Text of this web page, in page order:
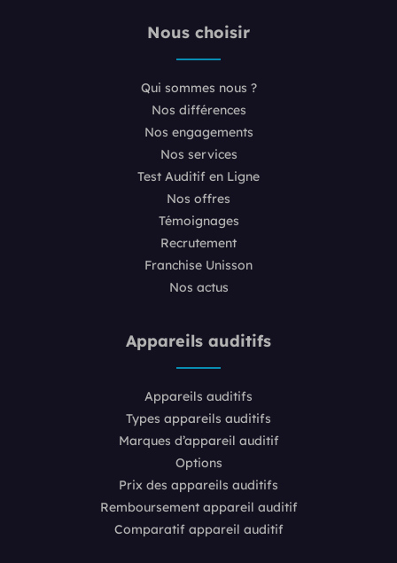
Nous choisir
Qui sommes nous ?
Nos différences
Nos engagements
Nos services
Test Auditif en Ligne
Nos offres
Témoignages
Recrutement
Franchise Unisson
Nos actus
Appareils auditifs
Appareils auditifs
Types appareils auditifs
Marques d’appareil auditif
Options
Prix des appareils auditifs
Remboursement appareil auditif
Comparatif appareil auditif